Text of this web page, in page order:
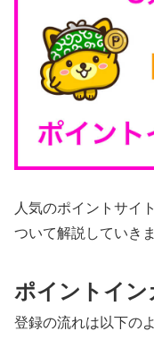
人気のポイントサイ
ついて解説していきま
ポイントイン
登録の流れは以下の